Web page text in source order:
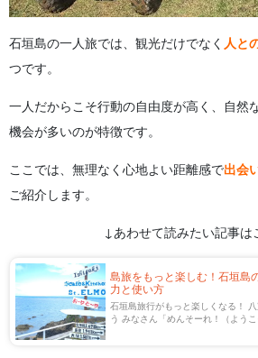
石垣島の一人旅では、観光だけでなく 人と
つです。
一人だからこそ行動の自由度が高く、自然
機会が多いのが特徴です。
ここでは、無理なく心地よい距離感で出会
ご紹介します。
↓あわせて読みたい記事は
島旅をもっと楽しむ！石垣島
力と使い方
石垣島旅行がもっと楽しくなる！
う みなさん「めんそーれ！（よう